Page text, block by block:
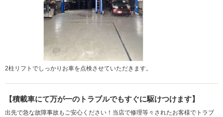
2柱リフトでしっかりお車を点検させていただきます。
【積載車にて万が一のトラブルでもすぐに駆けつけます】
出先で急な故障事故もご安心ください！当店で修理等々されたお客様でトラブ